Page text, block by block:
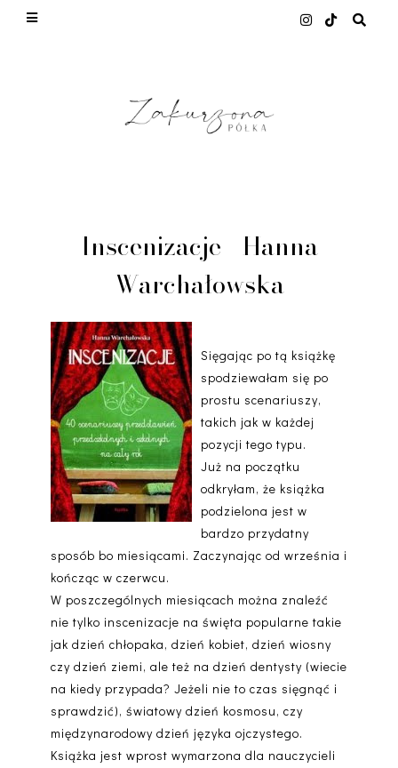
Inscenizacje - Hanna
Warchałowska
Sięgając po tą książkę
spodziewałam się po
prostu scenariuszy,
takich jak w każdej
pozycji tego typu.
Już na początku
odkryłam, że książka
podzielona jest w
bardzo przydatny
sposób bo miesiącami. Zaczynając od września i
kończąc w czerwcu.
W poszczególnych miesiącach można znaleźć
nie tylko inscenizacje na święta popularne takie
jak dzień chłopaka, dzień kobiet, dzień wiosny
czy dzień ziemi, ale też na dzień dentysty (wiecie
na kiedy przypada? Jeżeli nie to czas sięgnąć i
sprawdzić), światowy dzień kosmosu, czy
międzynarodowy dzień języka ojczystego.
Książka jest wprost wymarzona dla nauczycieli
This site uses cookies from Google to deliver its
quality of service, generate usage statistics, and
to detect and address abuse.
LEARN MORE